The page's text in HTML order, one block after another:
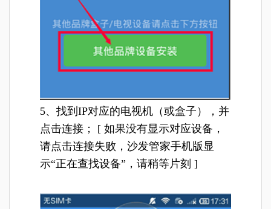
5、找到IP对应的电视机（或盒子），并
点击连接； [ 如果没有显示对应设备，
请点击连接失败，沙发管家手机版显
示“正在查找设备”，请稍等片刻 ]